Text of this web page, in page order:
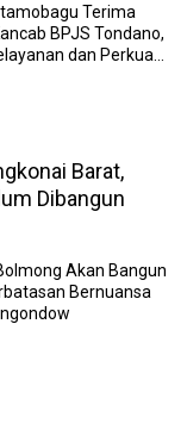
Terima
BPJS Tondano,
dan Perkuat
Barat,
Dibangun
Akan Bangun
Bernuansa